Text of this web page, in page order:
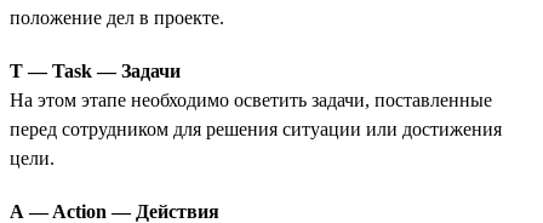
положение дел в проекте.
T — Task — Задачи
На этом этапе необходимо осветить задачи, поставленные
перед сотрудником для решения ситуации или достижения
цели.
A — Action — Действия